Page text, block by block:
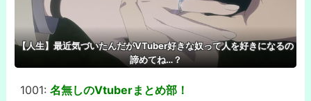
【人生】最近気づいたんだがVTuber好きな奴って人を好きになるの
諦めてね…？
1001: 名無しのVtuberまとめ部！